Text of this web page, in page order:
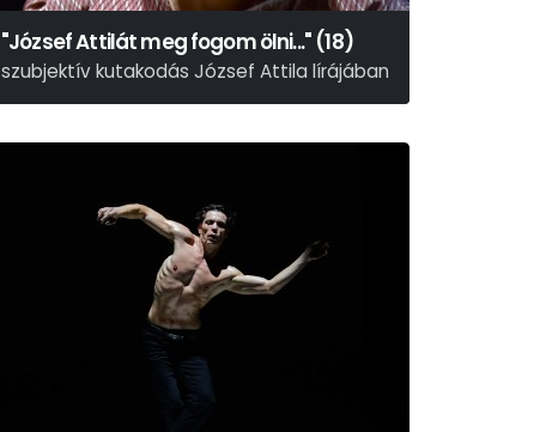
"József Attilát meg fogom ölni..." (18)
szubjektív kutakodás József Attila lírájában